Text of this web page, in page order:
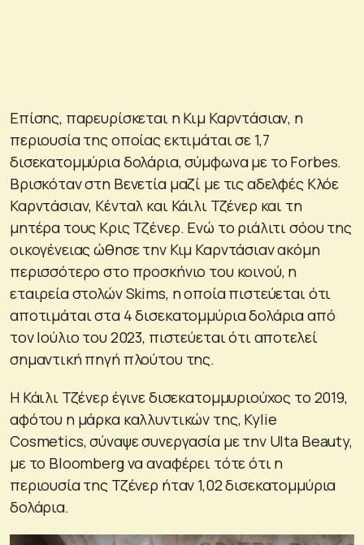
Επίσης, παρευρίσκεται η Κιμ Καρντάσιαν, η
περιουσία της οποίας εκτιμάται σε 1,7
δισεκατομμύρια δολάρια, σύμφωνα με το Forbes.
Βρισκόταν στη Βενετία μαζί με τις αδελφές Κλόε
Καρντάσιαν, Κένταλ και Κάιλι Τζένερ και τη
μητέρα τους Κρις Τζένερ. Ενώ το ριάλιτι σόου της
οικογένειας ώθησε την Κιμ Καρντάσιαν ακόμη
περισσότερο στο προσκήνιο του κοινού, η
εταιρεία στολών Skims, η οποία πιστεύεται ότι
αποτιμάται στα 4 δισεκατομμύρια δολάρια από
τον Ιούλιο του 2023, πιστεύεται ότι αποτελεί
σημαντική πηγή πλούτου της.
Η Κάιλι Τζένερ έγινε δισεκατομμυριούχος το 2019,
αφότου η μάρκα καλλυντικών της, Kylie
Cosmetics, σύναψε συνεργασία με την Ulta Beauty,
με το Bloomberg να αναφέρει τότε ότι η
περιουσία της Τζένερ ήταν 1,02 δισεκατομμύρια
δολάρια.